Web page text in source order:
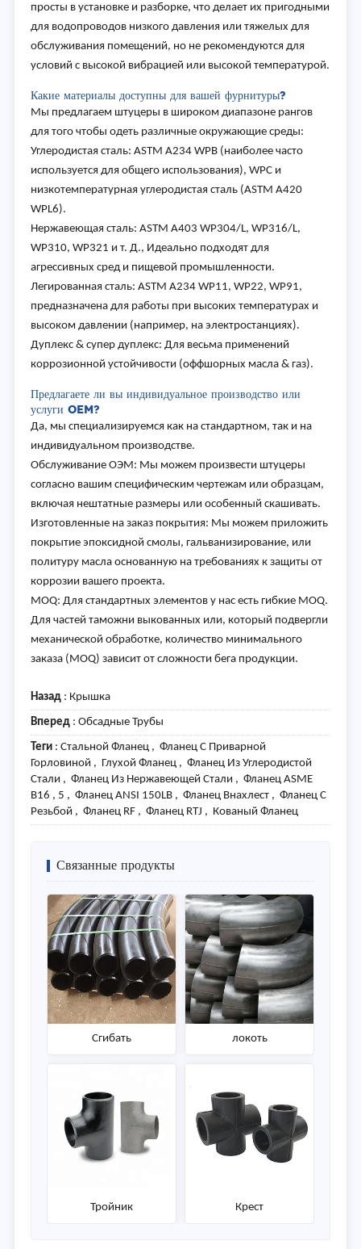
просты в установке и разборке, что делает их пригодными
для водопроводов низкого давления или тяжелых для
обслуживания помещений, но не рекомендуются для
условий с высокой вибрацией или высокой температурой.
Какие материалы доступны для вашей фурнитуры?
Мы предлагаем штуцеры в широком диапазоне рангов
для того чтобы одеть различные окружающие среды:
Углеродистая сталь: ASTM A234 WPB (наиболее часто
используется для общего использования), WPC и
низкотемпературная углеродистая сталь (ASTM A420
WPL6).
Нержавеющая сталь: ASTM A403 WP304/L, WP316/L,
WP310, WP321 и т. Д., Идеально подходят для
агрессивных сред и пищевой промышленности.
Легированная сталь: ASTM A234 WP11, WP22, WP91,
предназначена для работы при высоких температурах и
высоком давлении (например, на электростанциях).
Дуплекс & супер дуплекс: Для весьма применений
коррозионной устойчивости (оффшорных масла & газ).
Предлагаете ли вы индивидуальное производство или
услуги OEM?
Да, мы специализируемся как на стандартном, так и на
индивидуальном производстве.
Обслуживание ОЭМ: Мы можем произвести штуцеры
согласно вашим специфическим чертежам или образцам,
включая нештатные размеры или особенный скашивать.
Изготовленные на заказ покрытия: Мы можем приложить
покрытие эпоксидной смолы, гальванизирование, или
политуру масла основанную на требованиях к защиты от
коррозии вашего проекта.
MOQ: Для стандартных элементов у нас есть гибкие MOQ.
Для частей таможни выкованных или, который подвергли
механической обработке, количество минимального
заказа (MOQ) зависит от сложности бега продукции.
Назад: Крышка
Вперед: Обсадные Трубы
Теги: Стальной Фланец , Фланец С Приварной
Горловиной , Глухой Фланец , Фланец Из Углеродистой
Стали , Фланец Из Нержавеющей Стали , Фланец ASME
B16 , 5 , Фланец ANSI 150LB , Фланец Внахлест , Фланец С
Резьбой , Фланец RF , Фланец RTJ , Кованый Фланец
Связанные продукты
Сгибать локоть
Тройник Крест